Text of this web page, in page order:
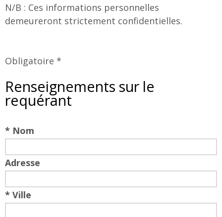
N/B : Ces informations personnelles
demeureront strictement confidentielles.
Obligatoire *
Renseignements sur le
requérant
* Nom
Adresse
* Ville